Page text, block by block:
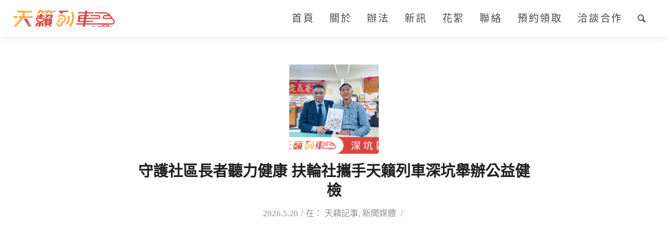
首頁 關於 辦法 新訊 花絮 聯絡 預約領取 洽談合作
守護社區長者聽力健康 扶輪社攜手天籟列車深坑舉辦公益健
檢
2026.5.20 / 在： 天籟記事, 新聞媒體 /